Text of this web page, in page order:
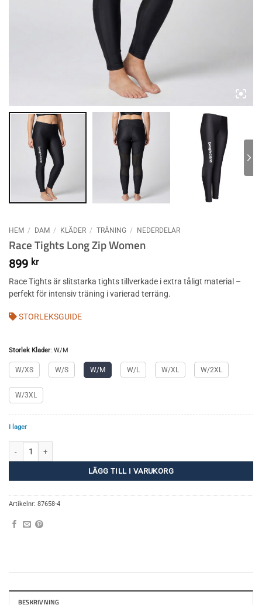
HEM / DAM / KLÄDER / TRÄNING / NEDERDELAR
Race Tights Long Zip Women
899 kr
Race Tights är slitstarka tights tillverkade i extra tåligt material –
perfekt för intensiv träning i varierad terräng.
STORLEKSGUIDE
Storlek Klader: W/M
W/XS W/S W/M W/L W/XL W/2XL
W/3XL
I lager
Race Tights Long Zip Women mängd
LÄGG TILL I VARUKORG
Artikelnr: 87658-4
BESKRIVNING